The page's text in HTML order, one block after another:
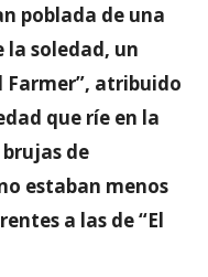
poblada de una
la soledad, un
Farmer”, atribuido
que ríe en la
brujas de
estaban menos
a las de “El